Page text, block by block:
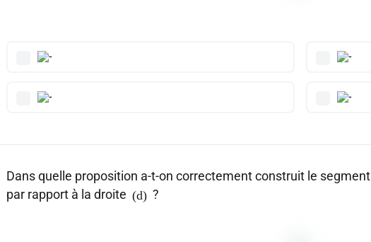
Dans quelle proposition a-t-on correctement construit le segment
par rapport à la droite (d) ?